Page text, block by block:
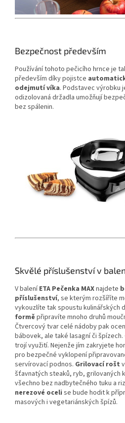
Bezpečnost především
Používání tohoto pečicího hrnce je
především díky pojistce
odejmutí víka. Podstavec výrobku
odizolovaná držadla umožňují
bez spálenin.
Skvělé příslušenství v
V baleníETA Pečenka MAXnajdete
příslušenství, se kterým rozšíříte
vykouzlíte tak spoustu kulinářských
formě připravíte mnoho druhů
Čtvercový tvar celé nádoby pak
bábovek, ale také lasagní či špízech.
trojí využití. Nejenže jím zakryjete
pro bezpečné vyklopení
servírovací podnos. Grilovací rošt
šťavnatých steaků, ryb, grilovaných
všechno bez nadbytečného tuku a
nerezové oceli se bude hodit k
masových i vegetariánských špízů.